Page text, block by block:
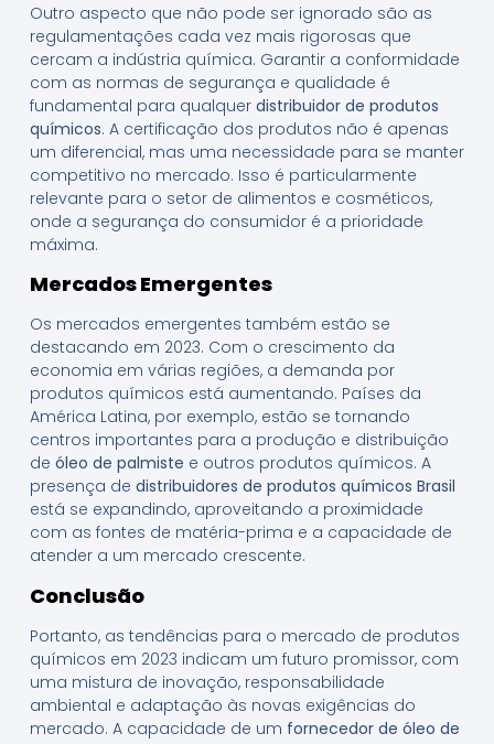
Outro aspecto que não pode ser ignorado são as
regulamentações cada vez mais rigorosas que
cercam a indústria química. Garantir a conformidade
com as normas de segurança e qualidade é
fundamental para qualquer distribuidor de produtos
químicos. A certificação dos produtos não é apenas
um diferencial, mas uma necessidade para se manter
competitivo no mercado. Isso é particularmente
relevante para o setor de alimentos e cosméticos,
onde a segurança do consumidor é a prioridade
máxima.
Mercados Emergentes
Os mercados emergentes também estão se
destacando em 2023. Com o crescimento da
economia em várias regiões, a demanda por
produtos químicos está aumentando. Países da
América Latina, por exemplo, estão se tornando
centros importantes para a produção e distribuição
de óleo de palmiste e outros produtos químicos. A
presença de distribuidores de produtos químicos Brasil
está se expandindo, aproveitando a proximidade
com as fontes de matéria-prima e a capacidade de
atender a um mercado crescente.
Conclusão
Portanto, as tendências para o mercado de produtos
químicos em 2023 indicam um futuro promissor, com
uma mistura de inovação, responsabilidade
ambiental e adaptação às novas exigências do
mercado. A capacidade de um fornecedor de óleo de